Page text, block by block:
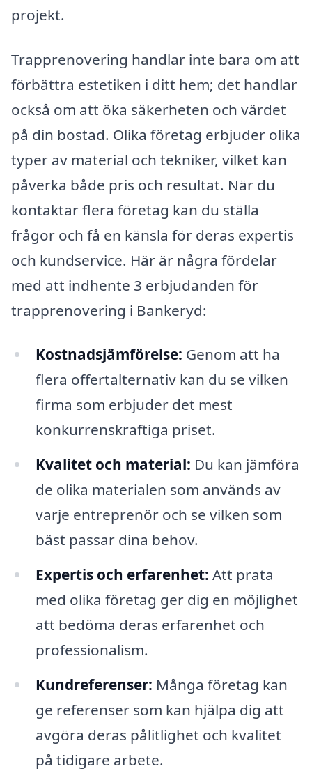
projekt.
Trapprenovering handlar inte bara om att
förbättra estetiken i ditt hem; det handlar
också om att öka säkerheten och värdet
på din bostad. Olika företag erbjuder olika
typer av material och tekniker, vilket kan
påverka både pris och resultat. När du
kontaktar flera företag kan du ställa
frågor och få en känsla för deras expertis
och kundservice. Här är några fördelar
med att indhente 3 erbjudanden för
trapprenovering i Bankeryd:
Kostnadsjämförelse: Genom att ha
flera offertalternativ kan du se vilken
firma som erbjuder det mest
konkurrenskraftiga priset.
Kvalitet och material: Du kan jämföra
de olika materialen som används av
varje entreprenör och se vilken som
bäst passar dina behov.
Expertis och erfarenhet: Att prata
med olika företag ger dig en möjlighet
att bedöma deras erfarenhet och
professionalism.
Kundreferenser: Många företag kan
ge referenser som kan hjälpa dig att
avgöra deras pålitlighet och kvalitet
på tidigare arbete.